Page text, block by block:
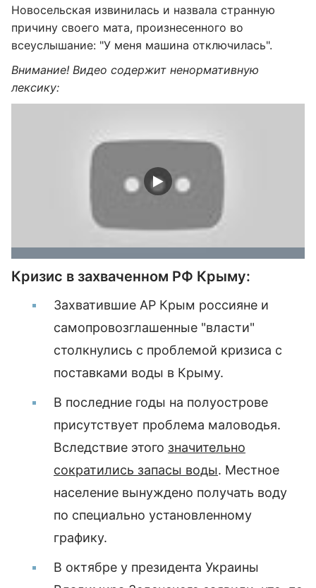
Новосельская извинилась и назвала странную
причину своего мата, произнесенного во
всеуслышание: "У меня машина отключилась".
Внимание! Видео содержит ненормативную
лексику:
Кризис в захваченном РФ Крыму:
Захватившие АР Крым россияне и
самопровозглашенные "власти"
столкнулись с проблемой кризиса с
поставками воды в Крыму.
В последние годы на полуострове
присутствует проблема маловодья.
Вследствие этого значительно
сократились запасы воды. Местное
население вынуждено получать воду
по специально установленному
графику.
В октябре у президента Украины